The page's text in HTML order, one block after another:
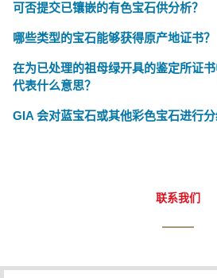
可否提交已镶嵌的有色宝石供分析？
哪些类型的宝石能够获得原产地证书？
在为已处理的祖母绿开具的鉴定所证
代表什么意思？
GIA 会对蓝宝石或其他彩色宝石进行分
联系我们